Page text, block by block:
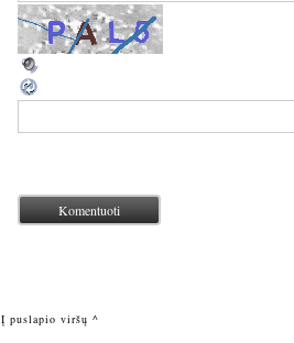
Į puslapio viršų ^